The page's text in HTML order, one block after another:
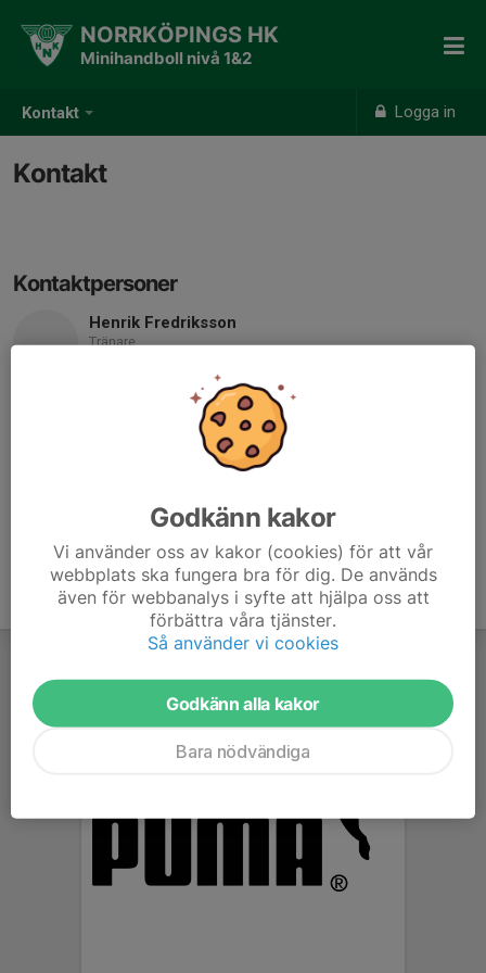
Kontakt Logga in
NORRKÖPINGS HK
Minihandboll nivå 1&2
Kontakt
Kontaktpersoner
Henrik Fredriksson
Tränare
E-post visas bara för inloggade
Godkänn kakor
Vi använder oss av kakor (cookies) för att vår
webbplats ska fungera bra för dig. De används
även för webbanalys i syfte att hjälpa oss att
förbättra våra tjänster.
Så använder vi cookies
Godkänn alla kakor
Bara nödvändiga